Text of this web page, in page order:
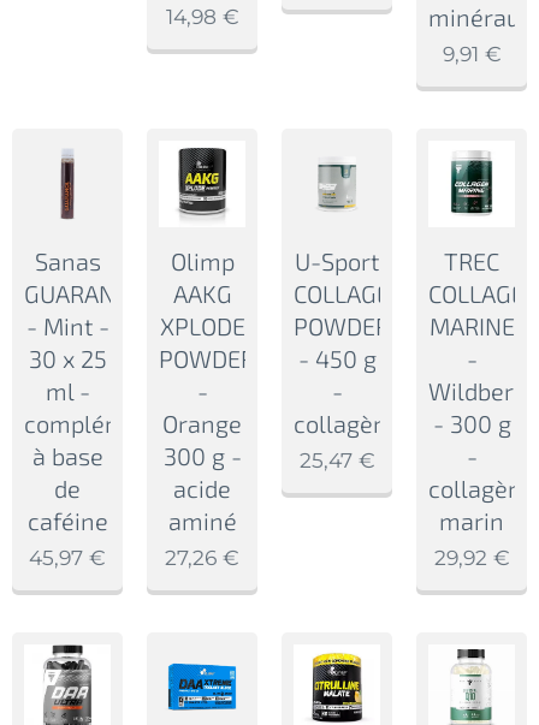
14,98 €
minéraux
9,91 €
Sanas
GUARANOL
- Mint -
30 x 25
ml -
complément
à base
de
caféine
45,97 €
Olimp
AAKG
XPLODE
POWDER
-
Orange
300 g -
acide
aminé
27,26 €
U-Sport
COLLAGEN
POWDER
- 450 g
-
collagène
25,47€
TREC
MARINE
-
Wildberry
- 300 g
-
collagène
marin
29,92 €